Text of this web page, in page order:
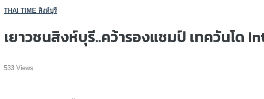
THAI TIME สิงห์บุรี
เยาวชนสิงห์บุรี..คว้ารองแชมป์ เทควันโด
533 Views